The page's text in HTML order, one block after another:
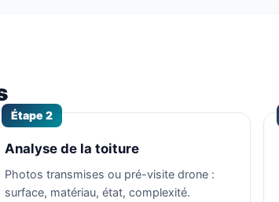
Étape 2
Analyse de la toiture
Photos transmises ou pré-visite drone :
surface, matériau, état, complexité.